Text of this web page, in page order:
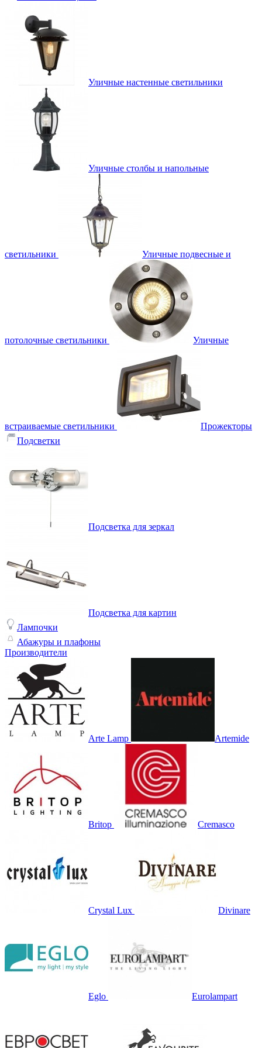
Уличные настенные светильники
Уличные столбы и напольные
светильники Уличные подвесные и
потолочные светильники Уличные
встраиваемые светильники
Прожекторы
Подсветки
Подсветка для зеркал
Подсветка для картин
Лампочки
Абажуры и плафоны
Производители
Arte Lamp Artemide
Britop Cremasco
Crystal Lux Divinare
Eglo Eurolampart